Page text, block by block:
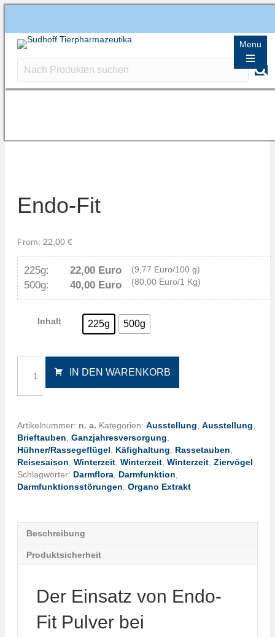
Menu
Endo-Fit
From: 22,00 €
225g: 22,00 Euro (9,77 Euro/100 g)
500g: 40,00 Euro (80,00 Euro/1 Kg)
Inhalt 225g 500g
Menge
IN DEN WARENKORB
Artikelnummer: n. a. Kategorien: Ausstellung Ausstellung
Brieftauben Ganzjahresversorgung
Hühner/Rassegeflügel
Käfighaltung Rassetauben
Reisesaison Winterzeit Winterzeit Winterzeit Ziervögel
Schlagwörter: Darmflora Darmfunktion
Darmfunktionsstörungen Organo Extrakt
Beschreibung
Produktsicherheit
Der Einsatz von Endo-
Fit Pulver bei